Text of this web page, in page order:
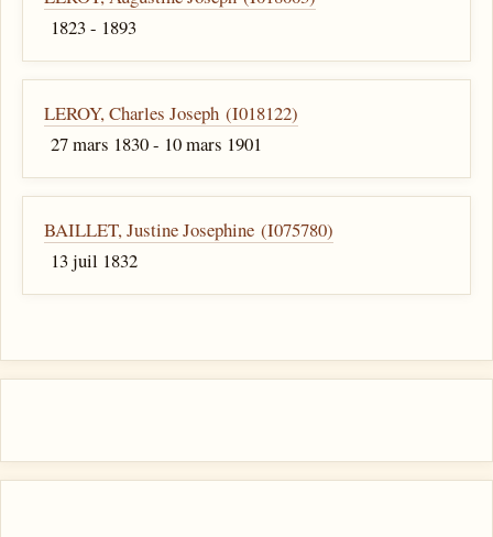
1823 - 1893
LEROY, Charles Joseph (I018122)
27 mars 1830 - 10 mars 1901
BAILLET, Justine Josephine (I075780)
13 juil 1832